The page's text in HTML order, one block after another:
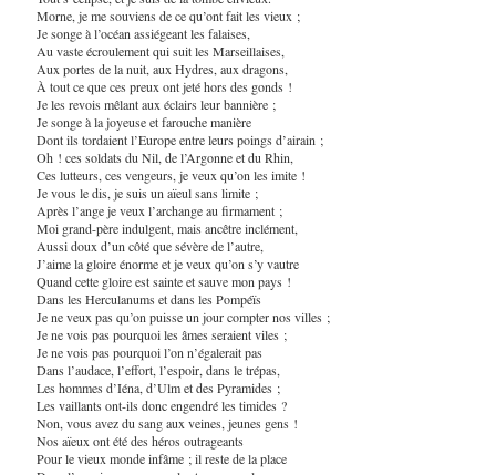
Morne, je me souviens de ce qu’ont fait les vieux ;
Je songe à l’océan assiégeant les falaises,
Au vaste écroulement qui suit les Marseillaises,
Aux portes de la nuit, aux Hydres, aux dragons,
À tout ce que ces preux ont jeté hors des gonds !
Je les revois mêlant aux éclairs leur bannière ;
Je songe à la joyeuse et farouche manière
Dont ils tordaient l’Europe entre leurs poings d’airain ;
Oh ! ces soldats du Nil, de l’Argonne et du Rhin,
Ces lutteurs, ces vengeurs, je veux qu’on les imite !
Je vous le dis, je suis un aïeul sans limite ;
Après l’ange je veux l’archange au firmament ;
Moi grand-père indulgent, mais ancêtre inclément,
Aussi doux d’un côté que sévère de l’autre,
J’aime la gloire énorme et je veux qu’on s’y vautre
Quand cette gloire est sainte et sauve mon pays !
Dans les Herculanums et dans les Pompéïs
Je ne veux pas qu’on puisse un jour compter nos villes ;
Je ne vois pas pourquoi les âmes seraient viles ;
Je ne vois pas pourquoi l’on n’égalerait pas
Dans l’audace, l’effort, l’espoir, dans le trépas,
Les hommes d’Iéna, d’Ulm et des Pyramides ;
Les vaillants ont-ils donc engendré les timides ?
Non, vous avez du sang aux veines, jeunes gens !
Nos aïeux ont été des héros outrageants
Pour le vieux monde infâme ; il reste de la place